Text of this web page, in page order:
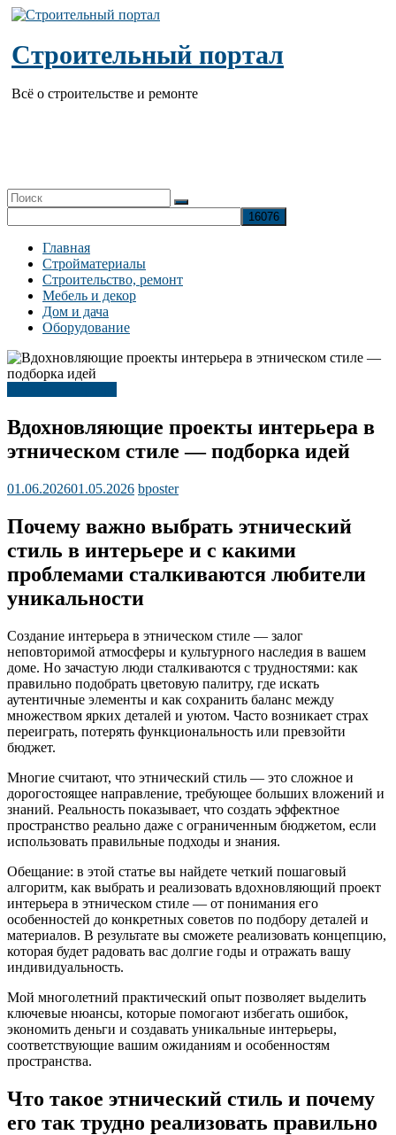
Перейти
содержимому
Строительный портал
Всё о строительстве и ремонте
Главная
Стройматериалы
Строительство, ремонт
Мебель и декор
Дом и дача
Оборудование
Вдохновляющие проекты интерьера в
этническом стиле — подборка идей
01.06.202601.05.2026 bposter
Почему важно выбрать этнический
стиль в интерьере и с какими
проблемами сталкиваются любители
уникальности
Создание интерьера в этническом стиле — залог
неповторимой атмосферы и культурного наследия в вашем
доме. Но зачастую люди сталкиваются с трудностями: как
правильно подобрать цветовую палитру, где искать
аутентичные элементы и как сохранить баланс между
множеством ярких деталей и уютом. Часто возникает страх
переиграть, потерять функциональность или превзойти
бюджет.
Многие считают, что этнический стиль — это сложное и
дорогостоящее направление, требующее больших вложений и
знаний. Реальность показывает, что создать эффектное
пространство реально даже с ограниченным бюджетом, если
использовать правильные подходы и знания.
Обещание: в этой статье вы найдете четкий пошаговый
алгоритм, как выбрать и реализовать вдохновляющий проект
интерьера в этническом стиле — от понимания его
особенностей до конкретных советов по подбору деталей и
материалов. В результате вы сможете реализовать концепцию,
которая будет радовать вас долгие годы и отражать вашу
индивидуальность.
Мой многолетний практический опыт позволяет выделить
ключевые нюансы, которые помогают избегать ошибок,
экономить деньги и создавать уникальные интерьеры,
соответствующие вашим ожиданиям и особенностям
пространства.
Что такое этнический стиль и почему
его так трудно реализовать правильно